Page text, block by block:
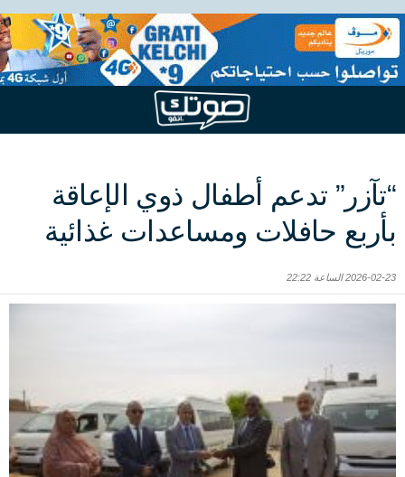
“تآزر” تدعم أطفال ذوي الإعاقة
بأربع حافلات ومساعدات غذائية
2026-02-23 الساعة 22:22